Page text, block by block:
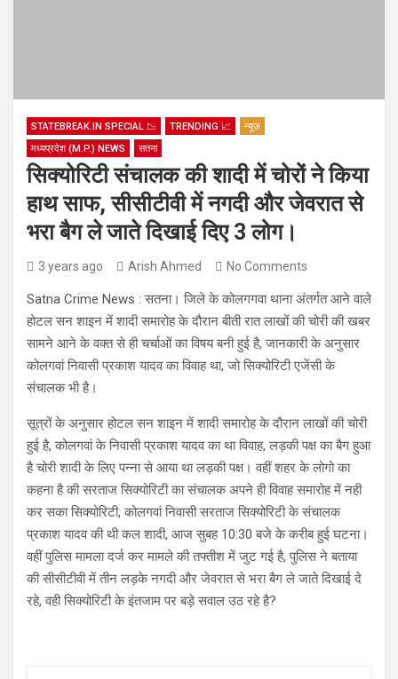
STATEBREAK.IN SPECIAL 📉 TRENDING 📈
न्यूज़
मध्यप्रदेश (M.P.) NEWS
सतना
सिक्योरिटी संचालक की शादी में चोरों ने किया
हाथ साफ, सीसीटीवी में नगदी और जेवरात से
भरा बैग ले जाते दिखाई दिए 3 लोग।
3 years ago Arish Ahmed No Comments
Satna Crime News : सतना। जिले के कोलगगवा थाना अंतर्गत आने वाले
होटल सन शाइन में शादी समारोह के दौरान बीती रात लाखों की चोरी की खबर
सामने आने के वक्त से ही चर्चाओं का विषय बनी हुई है, जानकारी के अनुसार
कोलगवां निवासी प्रकाश यादव का विवाह था, जो सिक्योरिटी एजेंसी के
संचालक भी है।
सूत्रों के अनुसार होटल सन शाइन में शादी समारोह के दौरान लाखों की चोरी
हुई है, कोलगवां के निवासी प्रकाश यादव का था विवाह, लड़की पक्ष का बैग हुआ
है चोरी शादी के लिए पन्ना से आया था लड़की पक्ष। वहीं शहर के लोगो का
कहना है की सरताज सिक्योरिटी का संचालक अपने ही विवाह समारोह में नही
कर सका सिक्योरिटी, कोलगवां निवासी सरताज सिक्योरिटी के संचालक
प्रकाश यादव की थी कल शादी, आज सुबह 10:30 बजे के करीब हुई घटना।
वहीं पुलिस मामला दर्ज कर मामले की तफ्तीश में जुट गई है, पुलिस ने बताया
की सीसीटीवी में तीन लड़के नगदी और जेवरात से भरा बैग ले जाते दिखाई दे
रहे, वही सिक्योरिटी के इंतजाम पर बड़े सवाल उठ रहे है?